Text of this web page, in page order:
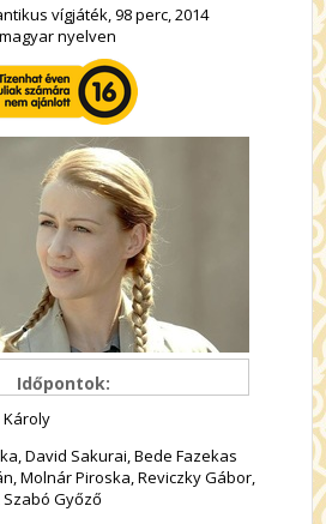
vígjáték, 98 perc, 2014
magyar nyelven
Időpontok:
David Sakurai, Bede Fazekas
Molnár Piroska, Reviczky Gábor,
Szabó Győző